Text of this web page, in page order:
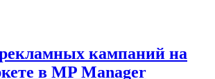
кампаний на
в MP Manager